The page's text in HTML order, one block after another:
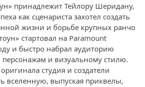
принадлежит Тейлору Шеридану,
как сценариста захотел создать
жизни и борьбе крупных ранчо
стартовал на Paramount
и быстро набрал аудиторию
персонажам и визуальному стилю.
студия и создатели
вселенную, выпуская приквелы,